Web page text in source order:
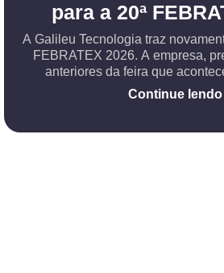
para a 20ª
A Galileu Tecnologia traz
FEBRATEX 2026. A empresa,
anteriores da feira que
Blumenau, é uma companhia
Continue lendo